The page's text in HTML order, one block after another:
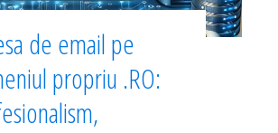
de email pe
propriu .RO: